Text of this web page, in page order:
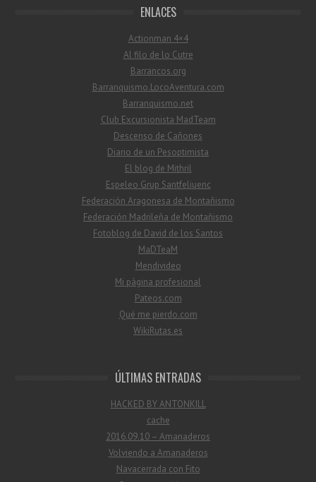
ENLACES
Actionman 4×4
Al filo de lo Cutre
Barrancos.org
Barranquismo.LocoAventura.com
Barranquismo.net
Club Excursionista MadTeam
Descenso de Cañones
Diario de un Pesoptimista
El blog de Mithril
Espeleo Grup Santfeliuenc
Federación Aragonesa de Montañismo
Federación Madrileña de Montañismo
Fotoblog de David de los Santos
MaDTeaM
Mendivideo
Mi página profesional
Pateos.com
Qué me pierdo.com
WikiRutas.es
ÚLTIMAS ENTRADAS
HACKED BY ANTONKILL
cache
2016.09.10 – Amanaderos
Volviendo a Amanaderos
Navacerrada con Fito